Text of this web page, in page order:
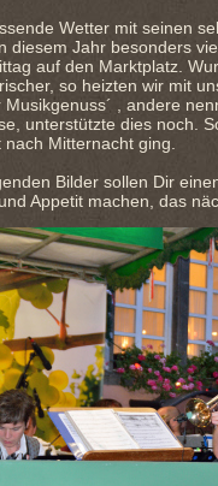
Wetter mit seinen
diesem Jahr besonders
auf den Marktplatz.
so heizten wir mit
Musikgenuss´ , andere
unterstützte dies noch.
nach Mitternacht ging.
Bilder sollen Dir
Appetit machen, das